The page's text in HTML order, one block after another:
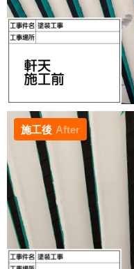
施工後 After